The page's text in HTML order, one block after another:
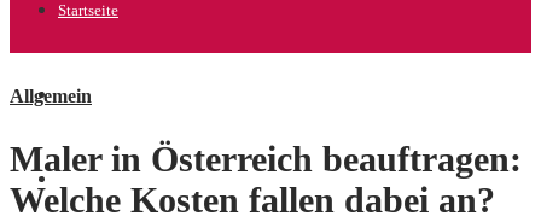
Startseite
Allgemein
Allgemein
Maler in Österreich beauftragen:
Welche Kosten fallen dabei an?